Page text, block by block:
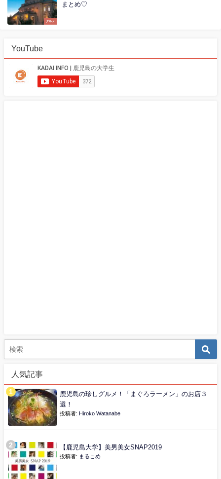
グルメ
まとめ♡
YouTube
人気記事
鹿児島の珍しグルメ！「まぐろラーメン」のお店３
選！
投稿者: Hiroko Watanabe
【鹿児島大学】美男美女SNAP2019
投稿者: まるこめ